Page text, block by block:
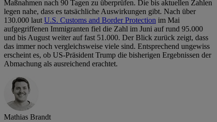
Maßnahmen nach 90 Tagen zu überprüfen. Die bis aktuellen Zahlen
legen nahe, dass es tatsächliche Auswirkungen gibt. Nach über
130.000 lautU.S. Customs and Border Protection im Mai
aufgegriffenen Immigranten fiel die Zahl im Juni auf rund 95.000
und bis August weiter auf fast 51.000. Der Blick zurück zeigt, dass
das immer noch vergleichsweise viele sind. Entsprechend ungewiss
erscheint es, ob US-Präsident Trump die bisherigen Ergebnissen der
Abmachung als ausreichend erachtet.
Mathias Brandt